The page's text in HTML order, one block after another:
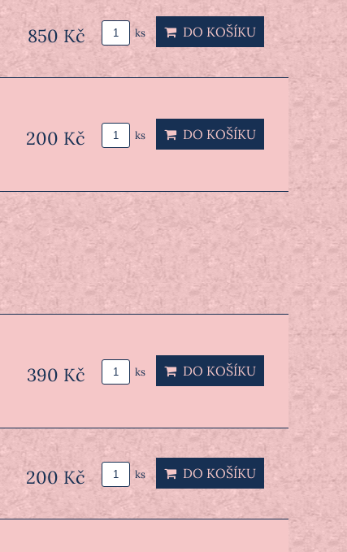
850 Kč ks DO KOŠÍKU
200 Kč ks DO KOŠÍKU
390 Kč ks DO KOŠÍKU
200 Kč ks DO KOŠÍKU